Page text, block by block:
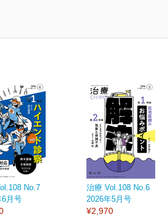
No.7
6月号
治療 Vol.108 No.6
2026年5月号
¥2,970